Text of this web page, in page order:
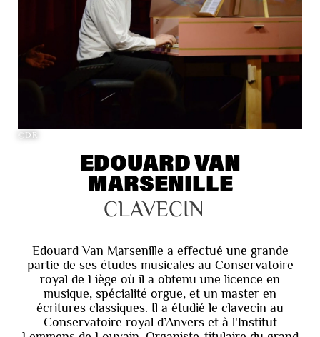
©DR
EDOUARD VAN
MARSENILLE
CLAVECIN
Edouard Van Marsenille a effectué une grande
partie de ses études musicales au Conservatoire
royal de Liège où il a obtenu une licence en
musique, spécialité orgue, et un master en
écritures classiques. Il a étudié le clavecin au
Conservatoire royal d’Anvers et à l'Institut